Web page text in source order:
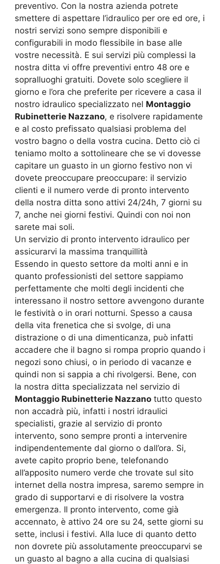
preventivo. Con la nostra azienda potrete
smettere di aspettare l’idraulico per ore ed ore, i
nostri servizi sono sempre disponibili e
configurabili in modo flessibile in base alle
vostre necessità. E sui servizi più complessi la
nostra ditta vi offre preventivi entro 48 ore e
sopralluoghi gratuiti. Dovete solo scegliere il
giorno e l’ora che preferite per ricevere a casa il
nostro idraulico specializzato nel Montaggio
Rubinetterie Nazzano, e risolvere rapidamente
e al costo prefissato qualsiasi problema del
vostro bagno o della vostra cucina. Detto ciò ci
teniamo molto a sottolineare che se vi dovesse
capitare un guasto in un giorno festivo non vi
dovete preoccupare preoccupare: il servizio
clienti e il numero verde di pronto intervento
della nostra ditta sono attivi 24/24h, 7 giorni su
7, anche nei giorni festivi. Quindi con noi non
sarete mai soli.
Un servizio di pronto intervento idraulico per
assicurarvi la massima tranquillità
Essendo in questo settore da molti anni e in
quanto professionisti del settore sappiamo
perfettamente che molti degli incidenti che
interessano il nostro settore avvengono durante
le festività o in orari notturni. Spesso a causa
della vita frenetica che si svolge, di una
distrazione o di una dimenticanza, può infatti
accadere che il bagno si rompa proprio quando i
negozi sono chiusi, o in periodo di vacanze e
quindi non si sappia a chi rivolgersi. Bene, con
la nostra ditta specializzata nel servizio di
Montaggio Rubinetterie Nazzano tutto questo
non accadrà più, infatti i nostri idraulici
specialisti, grazie al servizio di pronto
intervento, sono sempre pronti a intervenire
indipendentemente dal giorno o dall’ora. Si,
avete capito proprio bene, telefonando
all’apposito numero verde che trovate sul sito
internet della nostra impresa, saremo sempre in
grado di supportarvi e di risolvere la vostra
emergenza. Il pronto intervento, come già
accennato, è attivo 24 ore su 24, sette giorni su
sette, inclusi i festivi. Alla luce di quanto detto
non dovrete più assolutamente preoccuparvi se
un guasto al bagno a alla cucina di qualsiasi